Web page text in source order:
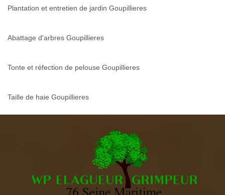
Plantation et entretien de jardin Goupillieres
Abattage d'arbres Goupillieres
Tonte et réfection de pelouse Goupillieres
Taille de haie Goupillieres